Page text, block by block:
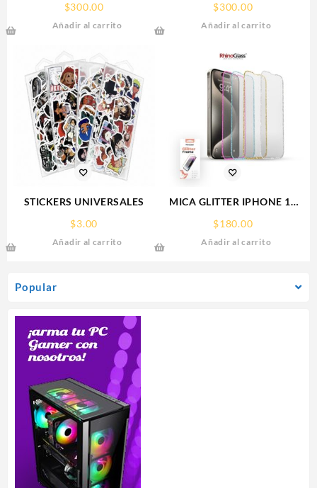
Popular
$300.00
Añadir al carrito
SOPORTE MAGNETICO
SAMSUNG
$300.00
Añadir al carrito
STICKERS UNIVERSALES
$3.00
Añadir al carrito
MICA GLITTER IPHONE 17
PRO MAX/IP 16PROMAX
GLITTER FRAME
RHINOGLASS
$180.00
Añadir al carrito